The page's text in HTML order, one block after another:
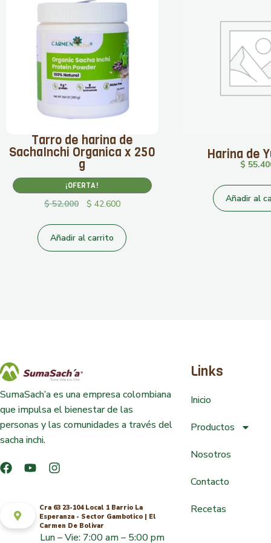
Tarro de harina de
SachaInchi Organica x 250
g
¡OFERTA!
$52.000 $ 42.600
Añadir al carrito
Harina de
$
Añadir al
SumaSach’a es una empresa colombiana
que impulsa el bienestar de las
personas y las comunidades a través del
sacha inchi.
Cra 63 23-104 Local 1 Barrio La
Esperanza - Sector Gambotico | El
Carmen De Bolivar
Lun – Vie: 7:00 am – 5:00 pm
Links
Inicio
Productos
Nosotros
Contacto
Recetas